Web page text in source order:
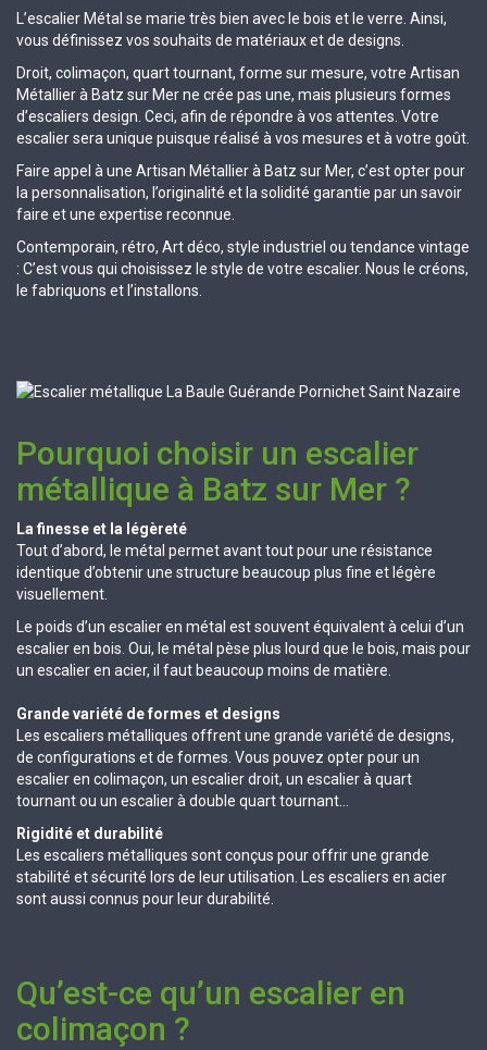
L’escalier Métal se marie très bien avec le bois et le verre. Ainsi,
vous définissez vos souhaits de matériaux et de designs.
Droit, colimaçon, quart tournant, forme sur mesure, votre Artisan
Métallier à Batz sur Mer ne crée pas une, mais plusieurs formes
d’escaliers design. Ceci, afin de répondre à vos attentes. Votre
escalier sera unique puisque réalisé à vos mesures et à votre goût.
Faire appel à une Artisan Métallier à Batz sur Mer, c’est opter pour
la personnalisation, l’originalité et la solidité garantie par un savoir
faire et une expertise reconnue.
Contemporain, rétro, Art déco, style industriel ou tendance vintage
: C’est vous qui choisissez le style de votre escalier. Nous le créons,
le fabriquons et l’installons.
Pourquoi choisir un escalier
métallique à Batz sur Mer ?
La finesse et la légèreté
Tout d’abord, le métal permet avant tout pour une résistance
identique d’obtenir une structure beaucoup plus fine et légère
visuellement.
Le poids d’un escalier en métal est souvent équivalent à celui d’un
escalier en bois. Oui, le métal pèse plus lourd que le bois, mais pour
un escalier en acier, il faut beaucoup moins de matière.
Grande variété de formes et designs
Les escaliers métalliques offrent une grande variété de designs,
de configurations et de formes. Vous pouvez opter pour un
escalier en colimaçon, un escalier droit, un escalier à quart
tournant ou un escalier à double quart tournant…
Rigidité et durabilité
Les escaliers métalliques sont conçus pour offrir une grande
stabilité et sécurité lors de leur utilisation. Les escaliers en acier
sont aussi connus pour leur durabilité.
Qu’est-ce qu’un escalier en
colimaçon ?